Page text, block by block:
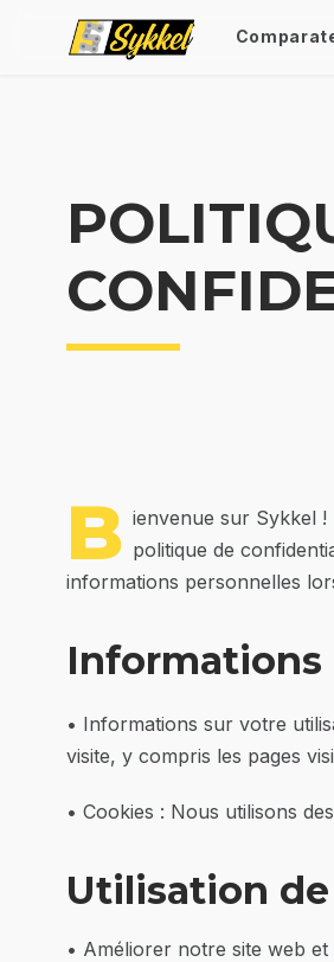
B ienvenue sur Sykkel
politique de
informations personnelles
Informations
• Informations sur votre
visite, y compris les pages
• Cookies : Nous utilisons
Utilisation
• Améliorer notre site web